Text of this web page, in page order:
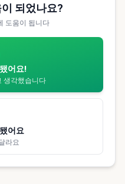
되었나요?
도움이 됩니다
어요!
생각했습니다
어요
라요